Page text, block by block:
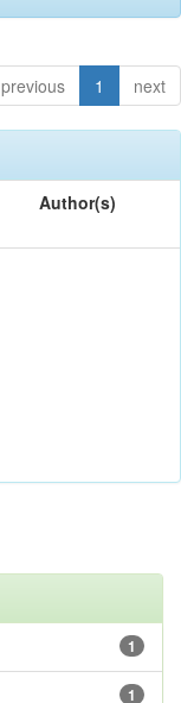
previous 1 next
Author(s)
1
1